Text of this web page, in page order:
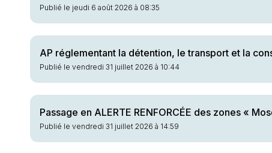
Publié le jeudi 6 août 2026 à 08:35
AP réglementant la détention, le transport et la
Publié le vendredi 31 juillet 2026 à 10:44
Passage en ALERTE RENFORCÉE des zones «
Publié le vendredi 31 juillet 2026 à 14:59